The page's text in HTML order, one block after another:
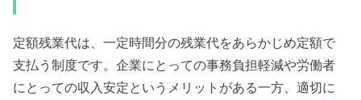
定額残業代は、一定時間分の残業代をあらかじめ定額で
支払う制度です。企業にとっての事務負担軽減や労働者
にとっての収入安定というメリットがある一方、適切に